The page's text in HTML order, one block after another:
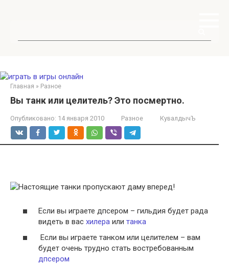
Главная » Разное
Вы танк или целитель? Это посмертно.
Опубликовано: 14 января 2010 Разное КувалдычЪ
Если вы играете дпсером – гильдия будет рада
видеть в вас хилера или танка
Если вы играете танком или целителем – вам
будет очень трудно стать востребованным
дпсером